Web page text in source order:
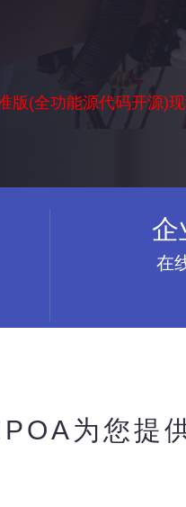
版(全功能源代码开源)
企
在
为您提